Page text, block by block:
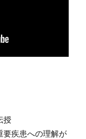
授
要疾患への理解が